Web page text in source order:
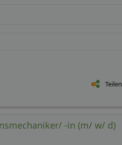
Teilen
-in (m/ w/ d)